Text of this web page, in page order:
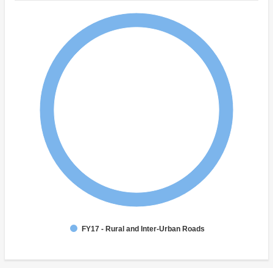
FY17 - Rural and Inter-Urban Roads